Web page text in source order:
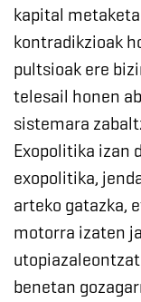
kapital
kontradikzioak
pultsioak ere
telesail honen
sistemara
Exopolitika izan
exopolitika,
arteko gatazka,
motorra izaten
benetan